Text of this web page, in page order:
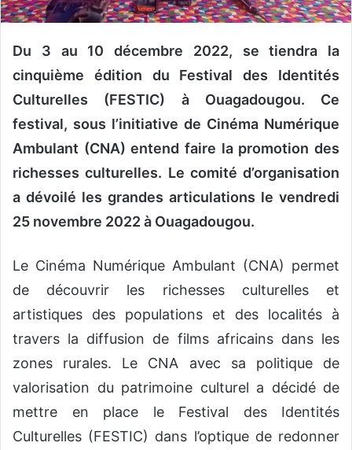
r
Du 3 au 10 décembre 2022, se tiendra la
cinquième édition du Festival des Identités
Culturelles (FESTIC) à Ouagadougou. Ce
festival, sous l’initiative de Cinéma Numérique
Ambulant (CNA) entend faire la promotion des
richesses culturelles. Le comité d’organisation
a dévoilé les grandes articulations le vendredi
25 novembre 2022 à Ouagadougou.
Le Cinéma Numérique Ambulant (CNA) permet
de découvrir les richesses culturelles et
artistiques des populations et des localités à
travers la diffusion de films africains dans les
zones rurales. Le CNA avec sa politique de
valorisation du patrimoine culturel a décidé de
mettre en place le Festival des Identités
Culturelles (FESTIC) dans l’optique de redonner